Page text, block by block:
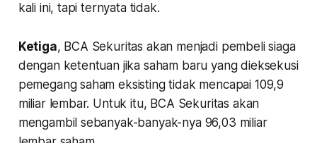
kali ini, tapi ternyata tidak.
Ketiga, BCA Sekuritas akan menjadi pembeli siaga
dengan ketentuan jika saham baru yang dieksekusi
pemegang saham eksisting tidak mencapai 109,9
miliar lembar. Untuk itu, BCA Sekuritas akan
mengambil sebanyak-banyak-nya 96,03 miliar